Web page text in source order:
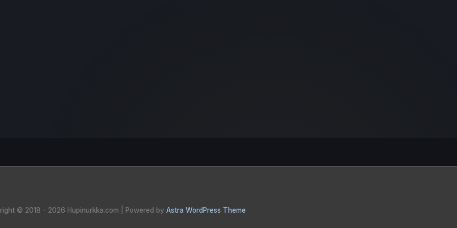
© 2018 - 2026 Hupinurkka.com | Powered by Astra WordPress Theme